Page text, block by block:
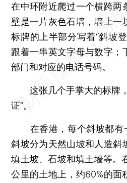
在中环附近爬过一个横跨两
壁是一片灰色石墙，墙上一
标牌的上半部分写着“斜坡
跟着一串英文字母与数字；
部门和对应的电话号码。
这张几个手掌大的标牌，
证”。
在香港，每个斜坡都有
斜坡分为天然山坡和人造斜
填土坡、石坡和填土墙等。
公里的土地上，约60%的面